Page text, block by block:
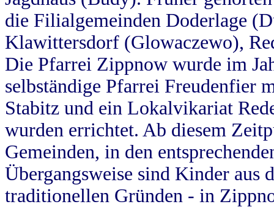
die Filialgemeinden Doderlage
Klawittersdorf (Glowaczewo),
Die Pfarrei Zippnow wurde im
selbständige Pfarrei Freudenfier
Stabitz und ein Lokalvikariat
wurden errichtet. Ab diesem
Gemeinden, in den
Übergangsweise sind Kinder aus
traditionellen Gründen - in